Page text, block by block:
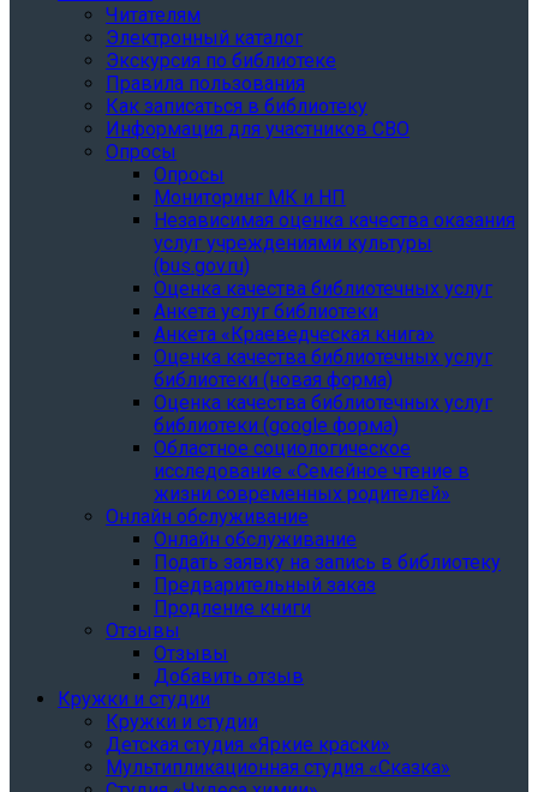
Читателям
Электронный каталог
Экскурсия по библиотеке
Правила пользования
Как записаться в библиотеку
Информация для участников СВО
Опросы
Опросы
Мониторинг МК и НП
Независимая оценка качества оказания
услуг учреждениями культуры
(bus.gov.ru)
Оценка качества библиотечных услуг
Анкета услуг библиотеки
Анкета «Краеведческая книга»
Oценка качества библиотечных услуг
библиотеки (новая форма)
Oценка качества библиотечных услуг
библиотеки (google форма)
Областное социологическое
исследование «Семейное чтение в
жизни современных родителей»
Онлайн обслуживание
Онлайн обслуживание
Подать заявку на запись в библиотеку
Предварительный заказ
Продление книги
Отзывы
Отзывы
Добавить отзыв
Кружки и студии
Кружки и студии
Детская студия «Яркие краски»
Мультипликационная студия «Сказка»